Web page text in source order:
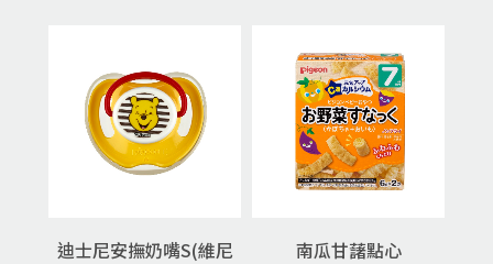
迪士尼安撫奶嘴S(維尼
南瓜甘藷點心